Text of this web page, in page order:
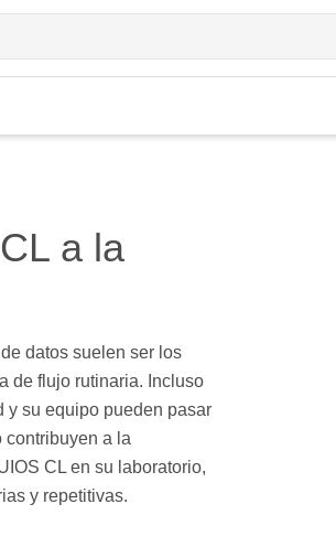
a la
datos suelen ser los
de flujo rutinaria. Incluso
y su equipo pueden pasar
contribuyen a la
CL en su laboratorio,
y repetitivas.